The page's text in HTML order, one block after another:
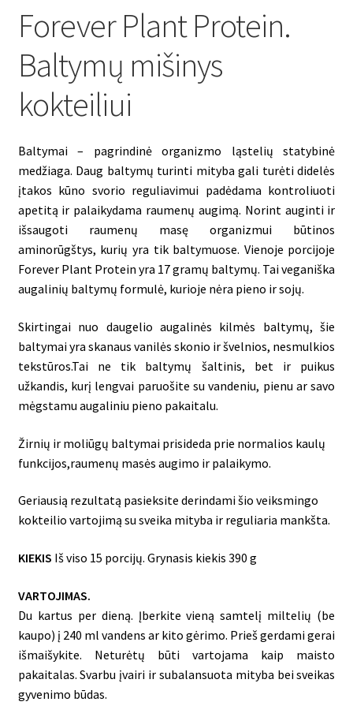
Forever Plant Protein.
Baltymų mišinys
kokteiliui
Baltymai – pagrindinė organizmo ląstelių
statybinė
medžiaga. Daug baltymų turinti mityba gali turėti didelės
įtakos kūno svorio reguliavimui padėdama kontroliuoti
apetitą ir palaikydama raumenų augimą. Norint auginti ir
išsaugoti
raumenų masę organizmui būtinos
aminorūgštys, kurių yra tik baltymuose. Vienoje porcijoje
Forever Plant Protein yra 17gramų baltymų. Taiveganiška
augalinių baltymų formulė, kurioje nėra pieno irsojų.
Skirtingai nuo daugelio augalinės kilmės baltymų, šie
baltymaiyra skanaus vanilės skonio iršvelnios, nesmulkios
tekstūros.Tai
ne tik baltymų šaltinis, bet ir
puikus
užkandis, kurį lengvai paruošite suvandeniu, pienu ar savo
mėgstamu augaliniu pieno pakaitalu.
Žirnių ir moliūgų baltymai prisideda prie normalios kaulų
funkcijos,raumenų masės augimo ir palaikymo.
Geriausią rezultatą pasieksite derindamišio veiksmingo
kokteilio vartojimą su sveika mityba ir reguliaria mankšta.
KIEKIS Išviso 15 porcijų. Grynasis kiekis 390 g
VARTOJIMAS.
Du kartus per dieną. Įberkite vieną samtelį miltelių (be
kaupo) į 240 ml vandens ar kito gėrimo. Prieš gerdami gerai
išmaišykite. Neturėtų būti vartojama kaip maisto
pakaitalas. Svarbu įvairi ir subalansuota mityba bei sveikas
gyvenimo būdas.